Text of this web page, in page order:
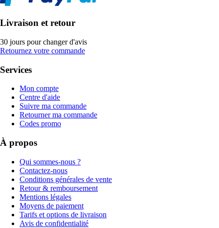
Livraison et retour
30 jours pour changer d'avis
Retournez votre commande
Services
Mon compte
Centre d'aide
Suivre ma commande
Retourner ma commande
Codes promo
À propos
Qui sommes-nous ?
Contactez-nous
Conditions générales de vente
Retour & remboursement
Mentions légales
Moyens de paiement
Tarifs et options de livraison
Avis de confidentialité